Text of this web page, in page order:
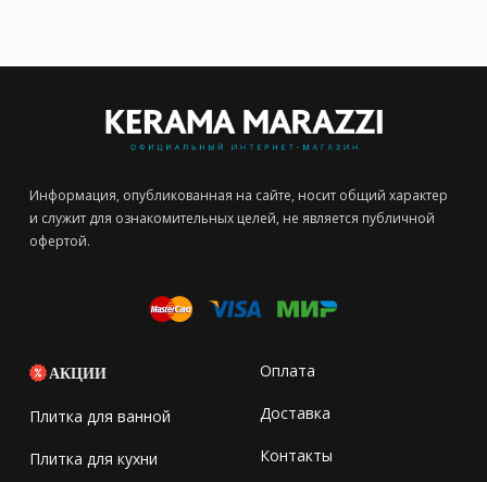
Информация, опубликованная на сайте, носит общий характер
и служит для ознакомительных целей, не является публичной
офертой.
АКЦИИ
Плитка для ванной
Плитка для кухни
Оплата
Доставка
Контакты